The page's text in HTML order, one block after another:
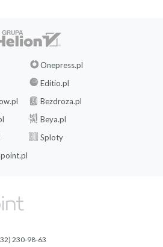
Onepress.pl
Editio.pl
Bezdroza.pl
Beya.pl
Sploty
230-98-63